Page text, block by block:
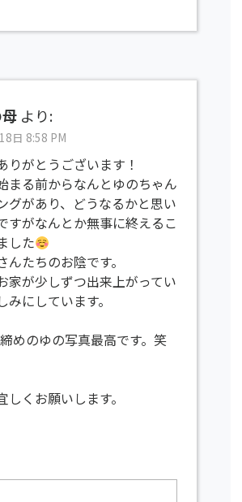
より:
日 8:58 PM
りがとうございます！
まる前からなんとゆのちゃん
グがあり、どうなるかと思い
すがなんとか無事に終えるこ
した
んたちのお陰です。
家が少しずつ出来上がってい
みにしています。
めのゆの写真最高です。笑
しくお願いします。